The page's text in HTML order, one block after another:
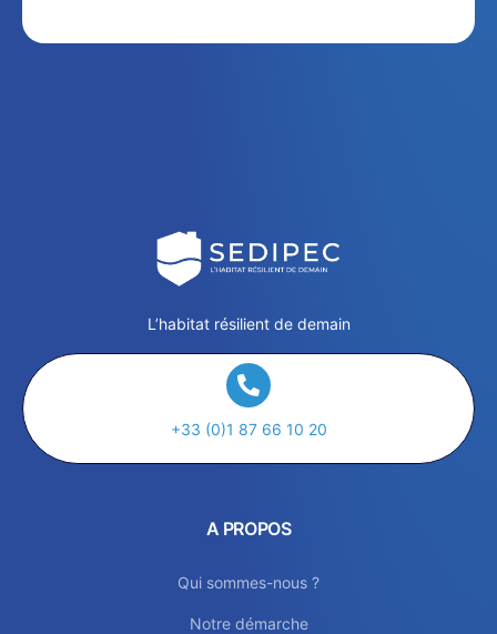
L’habitat résilient de demain
+33 (0)1 87 66 10 20
A PROPOS
Qui sommes-nous ?
Notre démarche